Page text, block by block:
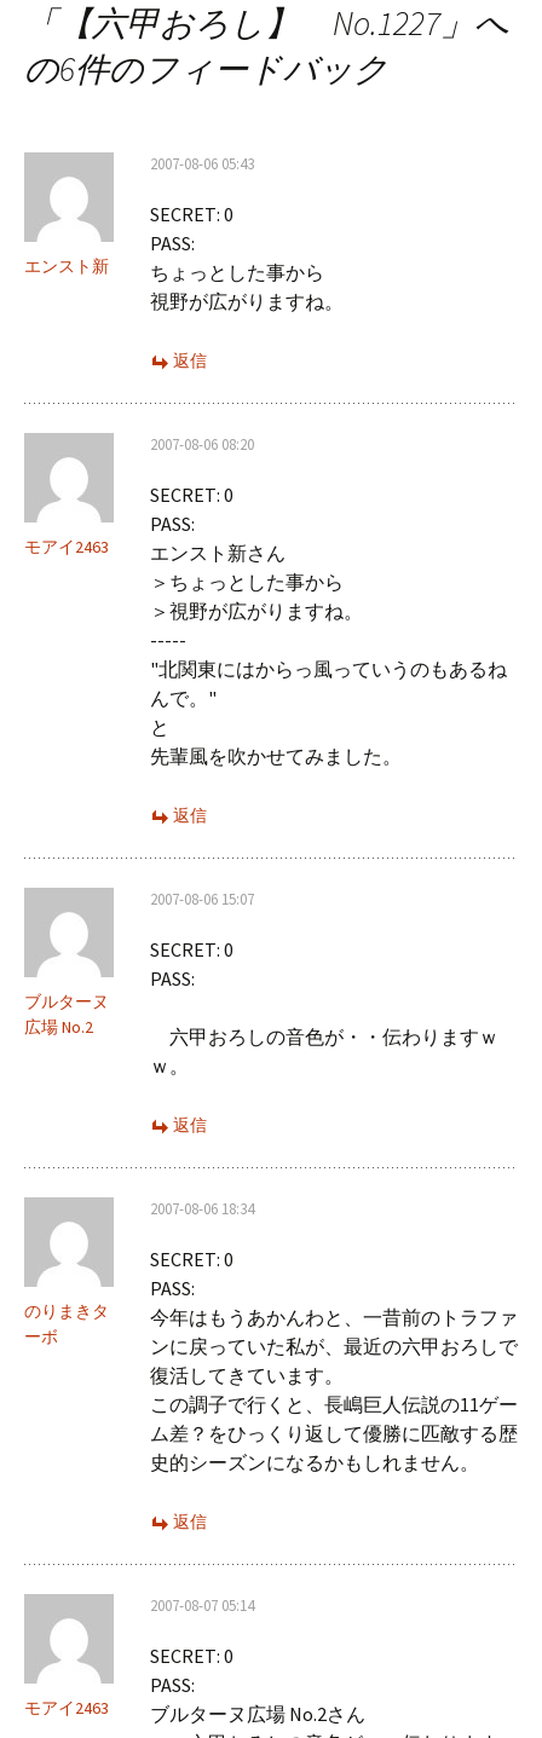
ゲ
ン
「【六甲おろし】 No.1227」へ
の6件のフィードバック
エンスト新
2007-08-06 05:43
SECRET: 0
PASS:
ちょっとした事から
視野が広がりますね。
返信
モアイ2463
2007-08-06 08:20
SECRET: 0
PASS:
エンスト新さん
＞ちょっとした事から
＞視野が広がりますね。
-----
"北関東にはからっ風っていうのもあるね
んで。"
と
先輩風を吹かせてみました。
返信
ブルターヌ
広場 No.2
2007-08-06 15:07
SECRET: 0
PASS:
六甲おろしの音色が・・伝わりますｗ
ｗ。
返信
のりまきタ
ーボ
2007-08-06 18:34
SECRET: 0
PASS:
今年はもうあかんわと、一昔前のトラファ
ンに戻っていた私が、最近の六甲おろしで
復活してきています。
この調子で行くと、長嶋巨人伝説の11ゲー
ム差？をひっくり返して優勝に匹敵する歴
史的シーズンになるかもしれません。
返信
モアイ2463
2007-08-07 05:14
SECRET: 0
PASS:
ブルターヌ広場 No.2さん